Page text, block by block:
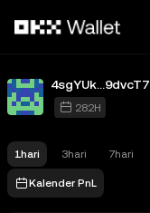
4sgYUk...9dvcT7
282H
1hari 3hari 7hari
Kalender PnL